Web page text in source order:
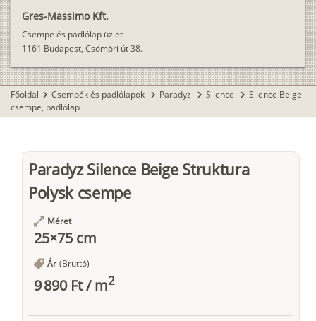
Gres-Massimo Kft.
Csempe és padlólap üzlet
1161 Budapest, Csömöri út 38.
Főoldal chevron_right Csempék és padlólapok chevron_right Paradyz chevron_right Silence chevron_right Silence Beige
csempe, padlólap
Paradyz Silence Beige Struktura
Polysk csempe
Méret
25×75 cm
Ár (Bruttó)
9 890 Ft/m2